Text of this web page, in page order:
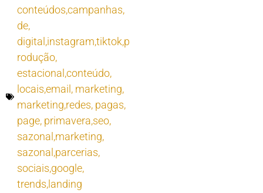
conteúdos,campanhas,
de,
digital,instagram,tiktok,p
rodução,
estacional,conteúdo,
locais,email , marketing,
marketing,redes, pagas,
page, primavera,seo,
sazonal,marketing,
sazonal,parcerias,
sociais,google,
trends,landing